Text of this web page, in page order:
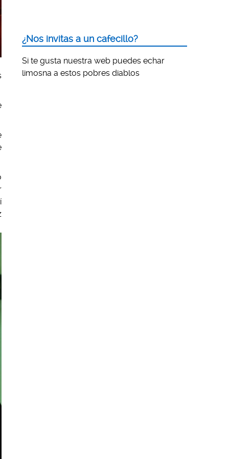
¿Nos invitas a un cafecillo?
Si te gusta nuestra web puedes echar
limosna a estos pobres diablos